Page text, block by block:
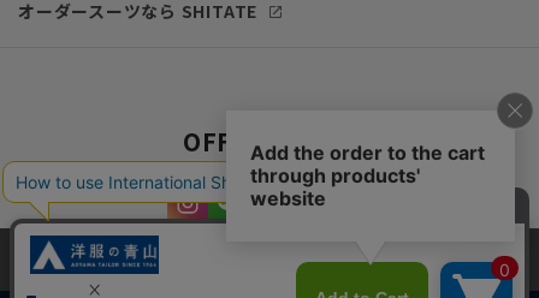
オーダースーツなら SHITATE
OFFICIAL SNS
当サイトでは、快適な閲覧体験とコンテンツ改善のためにCookieを使用